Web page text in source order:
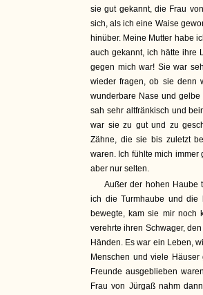
sie gut gekannt, die Frau
sich, als ich eine Waise
hinüber. Meine Mutter habe
auch gekannt, ich hätte ihre
gegen mich war! Sie war
wieder fragen, ob sie denn
wunderbare Nase und
sah sehr altfränkisch und
war sie zu gut und zu
Zähne, die sie bis zuletzt
waren. Ich fühlte mich
aber nur selten.
Außer der hohen Haube
ich die Turmhaube und die
bewegte, kam sie mir noch
verehrte ihren Schwager,
Händen. Es war ein Leben,
Menschen und viele
Freunde ausgeblieben
Frau von Jürgaß nahm